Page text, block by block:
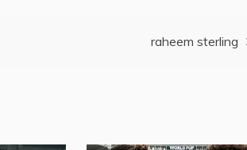
raheem sterling